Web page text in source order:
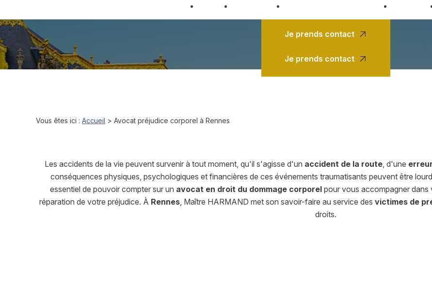
Je prends contact
Je prends contact
Vous êtes ici : Accueil > Avocat préjudice corporel à Rennes
Les accidents de la vie peuvent survenir à tout moment, qu'il s'agisse d'un accident de la route, d'une
conséquences physiques, psychologiques et financières de ces événements traumatisants peuvent être
essentiel de pouvoir compter sur un avocat en droit du dommage corporelpour vous accompagner dans
réparation de votre préjudice. À Rennes, Maître HARMAND met son savoir-faire au service des victimes de
droits.